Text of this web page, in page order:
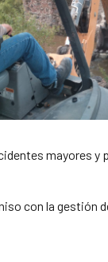
mayores
con la